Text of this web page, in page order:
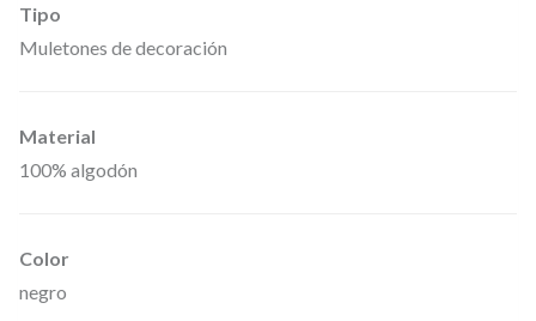
0
1
1
X
Tipo
Muletones de decoración
Material
100% algodón
Color
negro